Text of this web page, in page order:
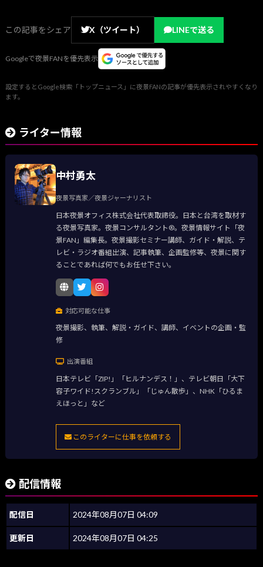
この記事をシェア X（ツイート） LINEで送る
Googleで夜景FANを優先表示
設定するとGoogle検索「トップニュース」に夜景FANの記事が優先表示されやすくなり
ます。
ライター情報
中村勇太
夜景写真家／夜景ジャーナリスト
日本夜景オフィス株式会社代表取締役。日本と台湾を取材す
る夜景写真家。夜景コンサルタント®。夜景情報サイト「夜
景FAN」編集長。夜景撮影セミナー講師、ガイド・解説、テ
レビ・ラジオ番組出演、記事執筆、企画監修等、夜景に関す
ることであれば何でもお任せ下さい。
対応可能な仕事
夜景撮影、執筆、解説・ガイド、講師、イベントの企画・監
修
出演番組
日本テレビ「ZIP!」「ヒルナンデス！」、テレビ朝日「大下
容子ワイド!スクランブル」「じゅん散歩」、NHK「ひるま
えほっと」など
このライターに仕事を依頼する
配信情報
配信日 2024年08月07日 04:09
更新日 2024年08月07日 04:25